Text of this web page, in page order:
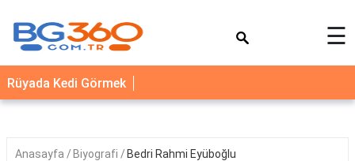
YEMEK
TARİFLERİ
☰
Rüyada Kedi Görmek
Anasayfa Biyografi Bedri Rahmi Eyüboğlu